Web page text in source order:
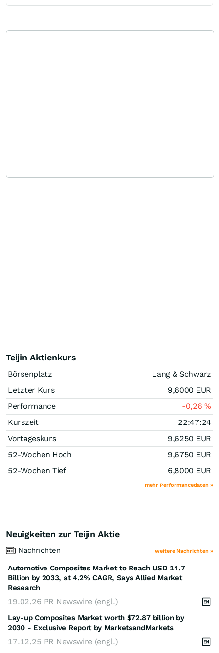
Teijin Aktienkurs
Börsenplatz
Lang & Schwarz
Letzter Kurs
9,6000 EUR
Performance
-0,26%
Kurszeit
22:47:24
Vortageskurs
9,6250 EUR
52-Wochen Hoch
9,6750 EUR
52-Wochen Tief
6,8000 EUR
mehr Performancedaten »
Neuigkeiten zur Teijin Aktie
Nachrichten weitere Nachrichten »
Automotive Composites Market to Reach USD 14.7
Billion by 2033, at 4.2% CAGR, Says Allied Market
Research
19.02.26 PR Newswire (engl.)
Lay-up Composites Market worth $72.87 billion by
2030 - Exclusive Report by MarketsandMarkets
17.12.25 PR Newswire (engl.)